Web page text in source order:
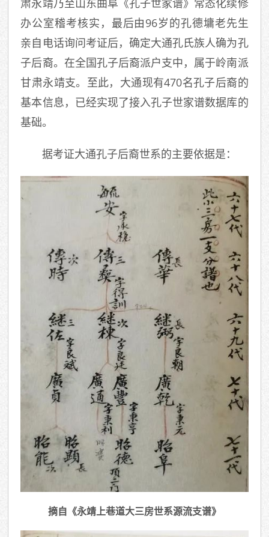
肃永靖乃至山东曲阜《孔子世家谱》常态化续修
办公室稽考核实，最后由96岁的孔德墉老先生
亲自电话询问考证后，确定大通孔氏族人确为孔
子后裔。在全国孔子后裔派户支中，属于岭南派
甘肃永靖支。至此，大通现有470名孔子后裔的
基本信息，已经实现了接入孔子世家谱数据库的
基础。
据考证大通孔子后裔世系的主要依据是：
摘自《永靖上巷道大三房世系源流支谱》